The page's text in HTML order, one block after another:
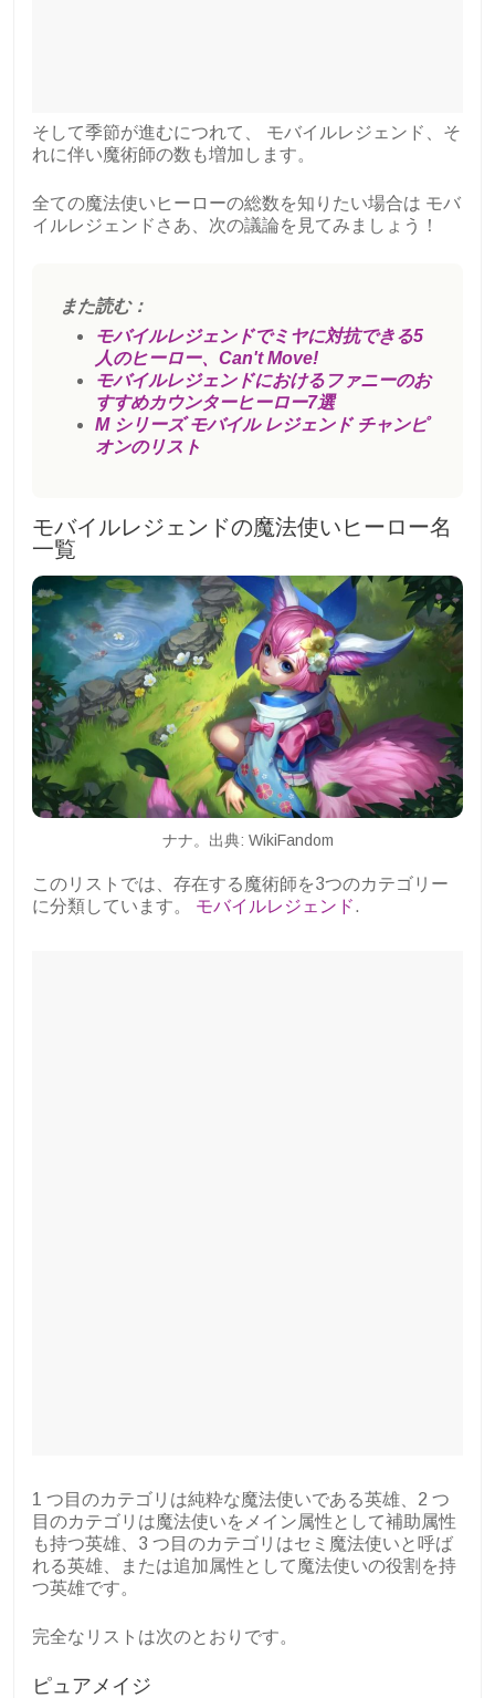
そして季節が進むにつれて、 モバイルレジェンド
、そ
れに伴い魔術師の数も増加します。
全ての魔法使いヒーローの総数を知りたい場合は モバ
イルレジェンド さあ、次の議論を見てみましょう！
また読む：
モバイルレジェンドでミヤに対抗できる5
人のヒーロー、Can't Move!
モバイルレジェンドにおけるファニーのお
すすめカウンターヒーロー7選
M シリーズ モバイル レジェンド チャンピ
オンのリスト
モバイルレジェンドの魔法使いヒーロー名
一覧
ナナ。出典: WikiFandom
このリストでは、存在する魔術師を3つのカテゴリー
に分類しています。 モバイルレジェンド.
1 つ目のカテゴリは純粋な魔法使いである英雄、2 つ
目のカテゴリは魔法使いをメイン属性として補助属性
も持つ英雄、3 つ目のカテゴリはセミ魔法使いと呼ば
れる英雄、または追加属性として魔法使いの役割を持
つ英雄です。
完全なリストは次のとおりです。
ピュアメイジ